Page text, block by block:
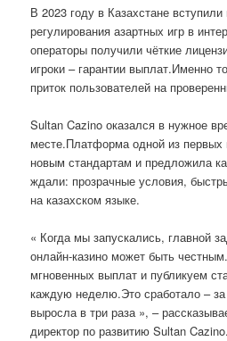
В 2023 году в Казахстане
регулирования азартных игр в
операторы получили чёткие
игроки – гарантии выплат.Именно
приток пользователей на
Sultan Cazino оказался в нужное
месте.Платформа одной из
новым стандартам и предложила
ждали: прозрачные условия,
на казахском языке.
« Когда мы запускались, главной
онлайн-казино может быть
мгновенных выплат и публикуем
каждую неделю.Это сработало –
выросла в три раза », –
директор по развитию Sultan Cazino.